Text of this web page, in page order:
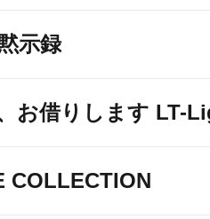
示録
お借りします LT-
COLLECTION